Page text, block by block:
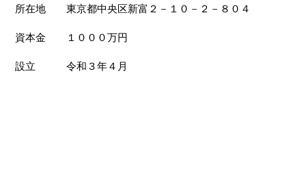
所在地 東京都中央区新富２－１０－２－８０４
資本金 １０００万円
設立 令和３年４月